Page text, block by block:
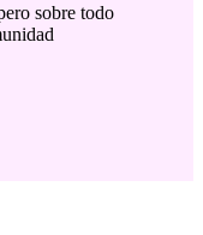
sobre todo